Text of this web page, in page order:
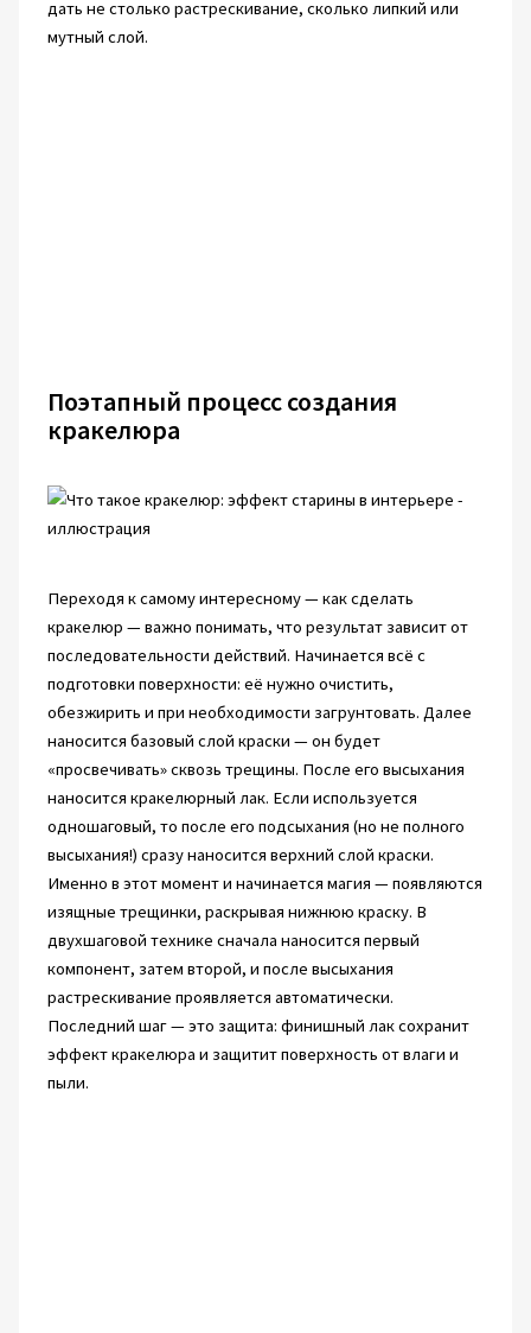
дать не столько растрескивание, сколько липкий или
мутный слой.
Поэтапный процесс создания
кракелюра
Переходя к самому интересному — как сделать
кракелюр — важно понимать, что результат зависит от
последовательности действий. Начинается всё с
подготовки поверхности: её нужно очистить,
обезжирить и при необходимости загрунтовать. Далее
наносится базовый слой краски — он будет
«просвечивать» сквозь трещины. После его высыхания
наносится кракелюрный лак. Если используется
одношаговый, то после его подсыхания (но не полного
высыхания!) сразу наносится верхний слой краски.
Именно в этот момент и начинается магия — появляются
изящные трещинки, раскрывая нижнюю краску. В
двухшаговой технике сначала наносится первый
компонент, затем второй, и после высыхания
растрескивание проявляется автоматически.
Последний шаг — это защита: финишный лак сохранит
эффект кракелюра и защитит поверхность от влаги и
пыли.